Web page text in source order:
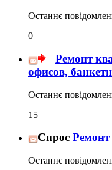
Останнє
0
Ремонт
офисов,
Останнє
15
Спрос Ремонт
Останнє